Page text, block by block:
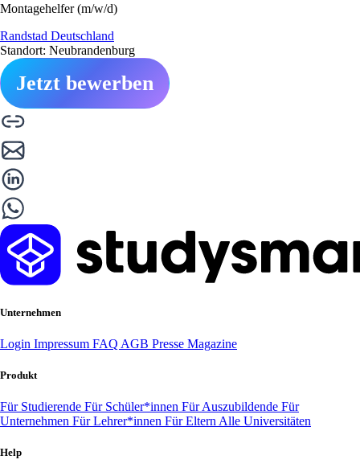
Montagehelfer (m/w/d)
Randstad Deutschland
Standort: Neubrandenburg
Jetzt bewerben
Unternehmen
Login Impressum FAQ AGB Presse Magazine
Produkt
Für Studierende Für Schüler*innen Für Auszubildende Für
Unternehmen Für Lehrer*innen Für Eltern Alle Universitäten
Help